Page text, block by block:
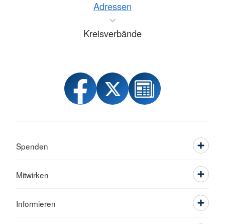
Adressen
Kreisverbände
Spenden
Mitwirken
Informieren